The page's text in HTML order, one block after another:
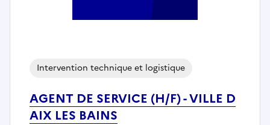
AGENT DE SERVICE (H/F) - VILLE D
AIX LES BAINS
Intervention technique et logistique